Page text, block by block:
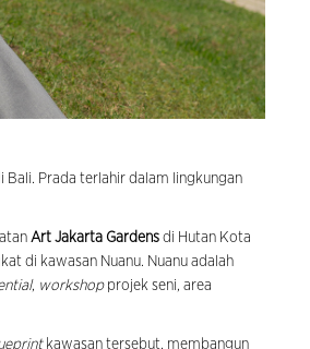
Prada terlahir dalam lingkungan
Art Jakarta Gardens di Hutan Kota
di kawasan Nuanu. Nuanu adalah
, workshopprojek seni, area
kawasan tersebut, membangun